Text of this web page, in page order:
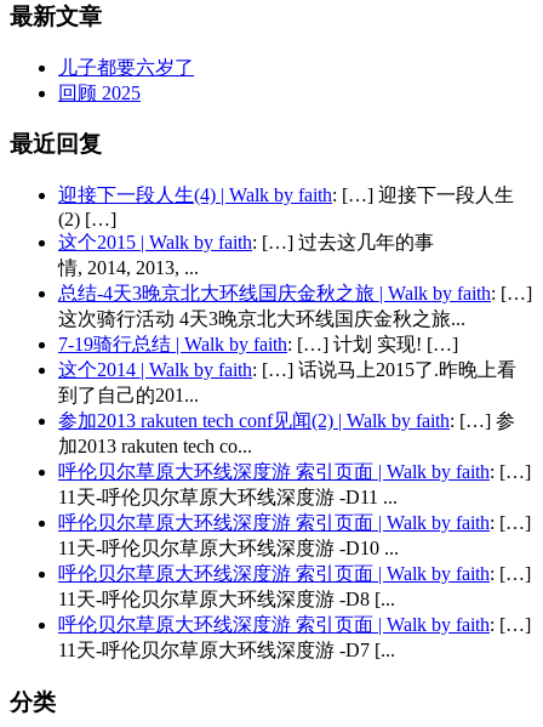
最新文章
儿子都要六岁了
回顾 2025
最近回复
迎接下一段人生(4) | Walk by faith: […] 迎接下一段人生
(2) […]
这个2015 | Walk by faith: […] 过去这几年的事
情, 2014, 2013, ...
总结-4天3晚京北大环线国庆金秋之旅 | Walk by faith: […]
这次骑行活动 4天3晚京北大环线国庆金秋之旅...
7-19骑行总结 | Walk by faith: […] 计划 实现! […]
这个2014 | Walk by faith: […] 话说马上2015了.昨晚上看
到了自己的201...
参加2013 rakuten tech conf见闻(2) | Walk by faith: […] 参
加2013 rakuten tech co...
呼伦贝尔草原大环线深度游 索引页面 | Walk by faith: […]
11天-呼伦贝尔草原大环线深度游 -D11 ...
呼伦贝尔草原大环线深度游 索引页面 | Walk by faith: […]
11天-呼伦贝尔草原大环线深度游 -D10 ...
呼伦贝尔草原大环线深度游 索引页面 | Walk by faith: […]
11天-呼伦贝尔草原大环线深度游 -D8 [...
呼伦贝尔草原大环线深度游 索引页面 | Walk by faith: […]
11天-呼伦贝尔草原大环线深度游 -D7 [...
分类